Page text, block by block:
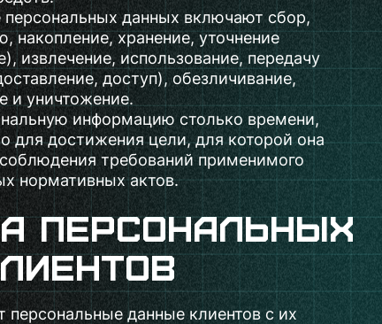
данных включают сбор,
накопление, хранение, уточнение
извлечение, использование, передачу
доступ), обезличивание,
и уничтожение.
информацию столько времени,
для достижения цели, для которой она
требований применимого
нормативных актов.
персональных
персональные данные клиентов с их